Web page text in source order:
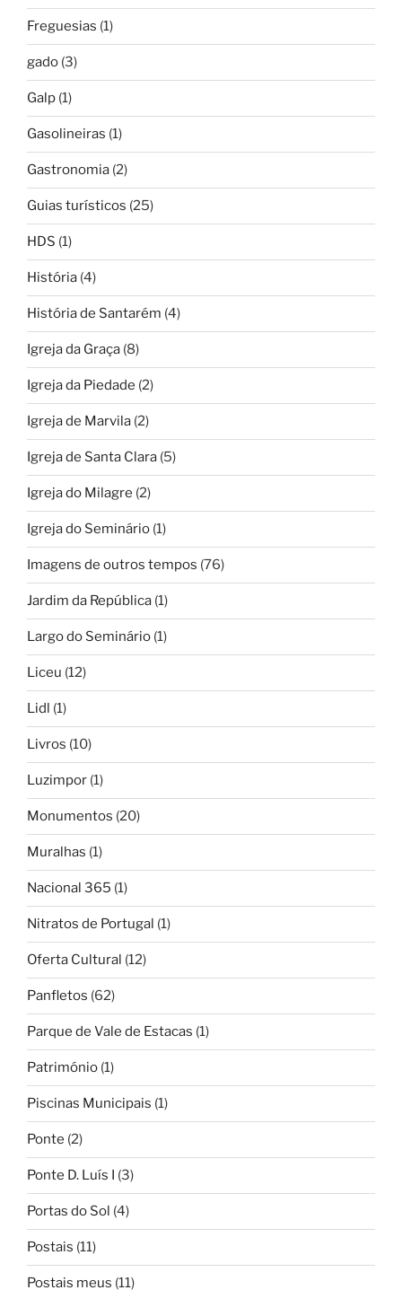
Freguesias (1)
gado (3)
Galp (1)
Gasolineiras (1)
Gastronomia (2)
Guias turísticos (25)
HDS (1)
História (4)
História de Santarém (4)
Igreja da Graça (8)
Igreja da Piedade (2)
Igreja de Marvila (2)
Igreja de Santa Clara (5)
Igreja do Milagre (2)
Igreja do Seminário (1)
Imagens de outros tempos (76)
Jardim da República (1)
Largo do Seminário (1)
Liceu (12)
Lidl (1)
Livros (10)
Luzimpor (1)
Monumentos (20)
Muralhas (1)
Nacional 365 (1)
Nitratos de Portugal (1)
Oferta Cultural (12)
Panfletos (62)
Parque de Vale de Estacas (1)
Património (1)
Piscinas Municipais (1)
Ponte (2)
Ponte D. Luís I (3)
Portas do Sol (4)
Postais (11)
Postais meus (11)